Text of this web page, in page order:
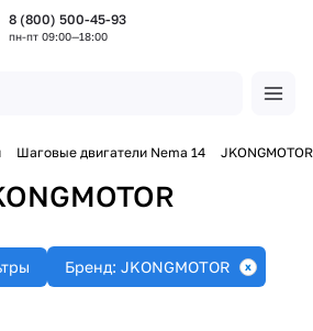
8 (800) 500-45-93
пн-пт 09:00—18:00
Шаговые двигатели Nema 14 JKONGMOTOR
Бренд: JKONGMOTOR